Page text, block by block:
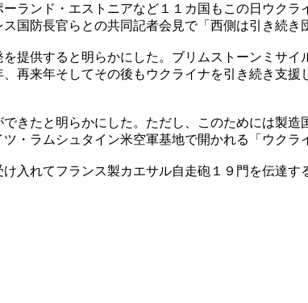
ランド・エストニアなど１１カ国もこの日ウク
国防長官らとの共同記者会見で「西側は引き続き
提供すると明らかにした。ブリムストーンミサ
再来年そしてその後もウクライナを引き続き支
きたと明らかにした。ただし、このためには製
・ラムシュタイン米空軍基地で開かれる「ウク
入れてフランス製カエサル自走砲１９門を伝達す